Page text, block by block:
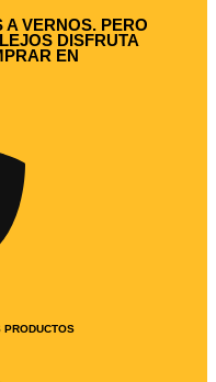
A VERNOS. PERO
DISFRUTA
EN
PRODUCTOS